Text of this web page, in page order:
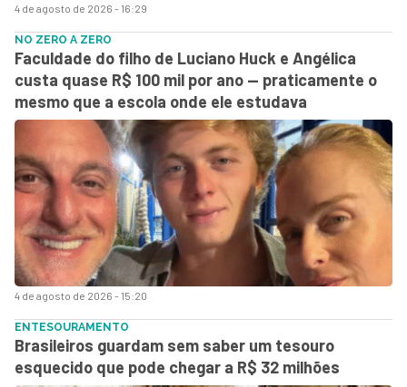
4 de agosto de 2026 - 16:29
4 de agosto de 2026 - 15:20
NO ZERO A ZERO
Faculdade do filho de Luciano Huck e Angélica
custa quase R$ 100 mil por ano — praticamente o
mesmo que a escola onde ele estudava
ENTESOURAMENTO
Brasileiros guardam sem saber um tesouro
esquecido que pode chegar a R$ 32 milhões